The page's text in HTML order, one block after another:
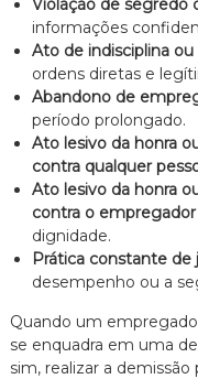
Violação de segredo
informações
Ato de indisciplina
ordens diretas e
Abandono de
período prolongado.
Ato lesivo da honra
contra qualquer
Ato lesivo da honra
contra o
dignidade.
Prática constante de
desempenho ou a
Quando um
se enquadra em uma
sim, realizar a